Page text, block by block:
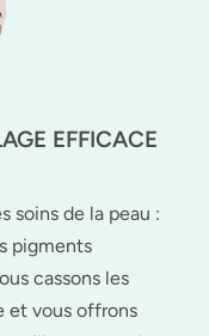
EFFICACE
soins de la peau :
pigments
cassons les
et vous offrons